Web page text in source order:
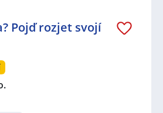
Pojď rozjet svojí